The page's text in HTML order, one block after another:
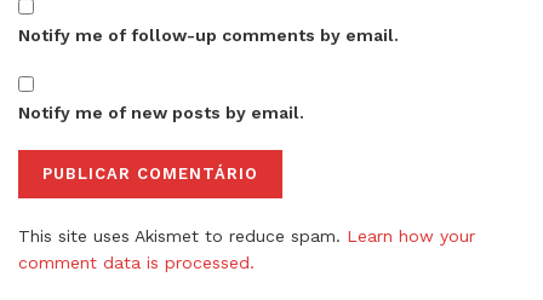
Notify me of follow-up comments by email.
Notify me of new posts by email.
This site uses Akismet to reduce spam. Learn how your
comment data is processed.